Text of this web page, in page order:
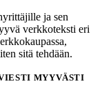
ja sen
verkkoteksti eri
sitä tehdään.
MYYVÄSTI